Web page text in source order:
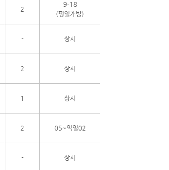
2
9-18
(평일개방)
- 상시
2 상시
1 상시
2 05~익일02
- 상시